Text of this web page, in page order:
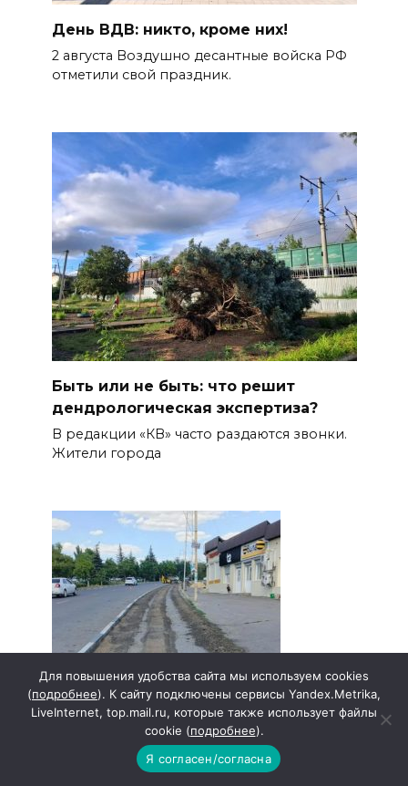
День ВДВ: никто, кроме них!
2 августа Воздушно десантные войска РФ
отметили свой праздник.
Быть или не быть: что решит
дендрологическая экспертиза?
В редакции «КВ» часто раздаются звонки.
Жители города
Для повышения удобства сайта мы используем cookies
(подробнее). К сайту подключены сервисы Yandex.Metrika,
LiveInternet, top.mail.ru, которые также использует файлы
cookie (подробнее).
Я согласен/согласна